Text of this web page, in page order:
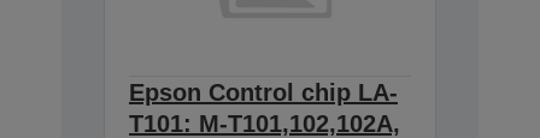
Epson Control chip LA-
T101: M-T101,102,102A,